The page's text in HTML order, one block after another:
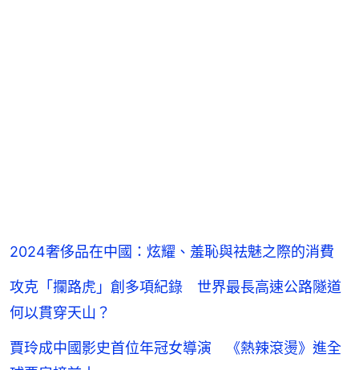
2024奢侈品在中國：炫耀、羞恥與祛魅之際的消費
攻克「攔路虎」創多項紀錄 世界最長高速公路隧道
何以貫穿天山？
賈玲成中國影史首位年冠女導演 《熱辣滾燙》進全